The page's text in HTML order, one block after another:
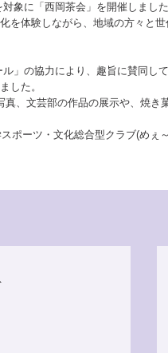
象に「西岡茶会」を開催しました
を体験しながら、地域の方々と
」の協力により、趣旨に賛同し
した。
、文芸部の作品の展示や、焼き
ポーツ・文化総合型クラブ(めぇ